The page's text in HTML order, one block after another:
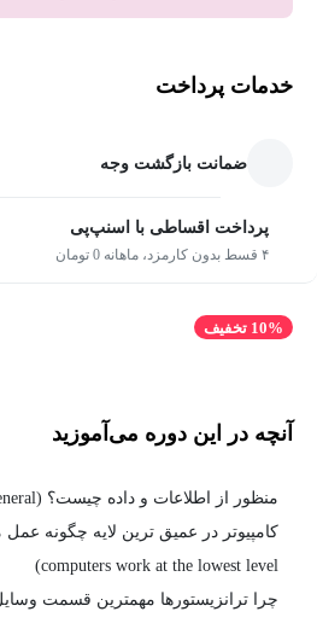
خدمات پرداخت
ضمانت بازگشت وجه
پرداخت اقساطی با اسنپ‌پی
۴ قسط بدون کارمزد، ماهانه 0 تومان
10% تخفیف
آنچه در این دوره می‌آموزید
منظور از اطلاعات و داده چیست؟ (what is information in general)
computers work at the lowest level)